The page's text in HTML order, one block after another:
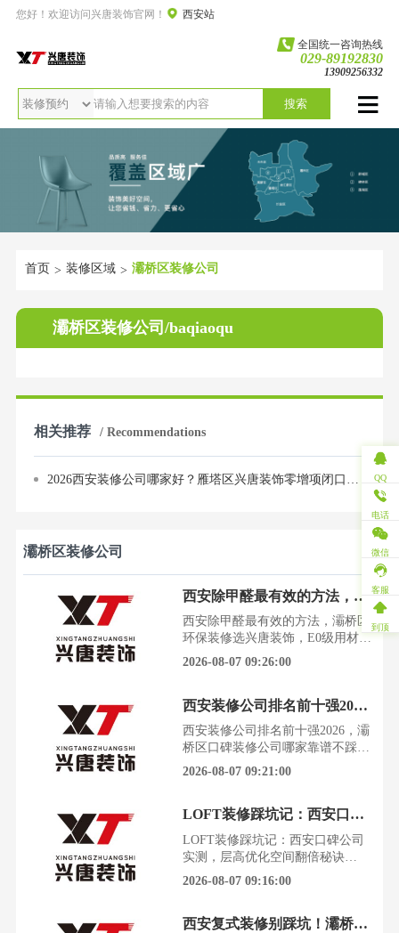
您好！欢迎访问兴唐装饰官网！ 西安站
全国统一咨询热线
029-89192830
13909256332
搜索
首页 > 装修区域 > 灞桥区装修公司
灞桥区装修公司/baqiaoqu
相关推荐 / Recommendations
灞桥区装修公司
西安除甲醛最有效的方法，灞桥区环保装修选兴唐装饰，E0级用材安心住
西安除甲醛最有效的方法，灞桥区
环保装修选兴唐装饰，E0级用材安
心住最近身边不少灞桥区的朋友都
住，那种纠结和焦虑，我太懂了。
今天，我就结合灞桥区家装市场的
实际情况，给大家分享一套从源头
到治理的全屋环保装修避坑指南，
特别是如何选择真正靠谱的环保
2026-08-07 09:26:00
西安装修公司排名前十强2026，灞桥区口碑装修公司哪家靠谱不踩坑
西安装修公司排名前十强2026，灞
桥区口碑装修公司哪家靠谱不踩坑
在西安，装修一套房子，几乎成了
着一个不靠谱的装修公司。灞桥区
作为西安城东核心发展片区，涵盖
浐灞生态区、港务区、洪庆片区、
纺织城老城区等热门家装板块既有
大量新建刚需住宅、改善大
2026-08-07 09:21:00
LOFT装修踩坑记：西安口碑公司实测，层高优化空间翻倍秘诀
LOFT装修踩坑记：西安口碑公司
实测，层高优化空间翻倍秘诀
LOFT的梦想，一半是诗与远方，
间，再看看自己束手无策的毛坯
2026-08-07 09:16:00
西安复式装修别踩坑！灞桥区挑空改造专业结构规划优质装企推荐
QQ
电话
微信
客服
到顶